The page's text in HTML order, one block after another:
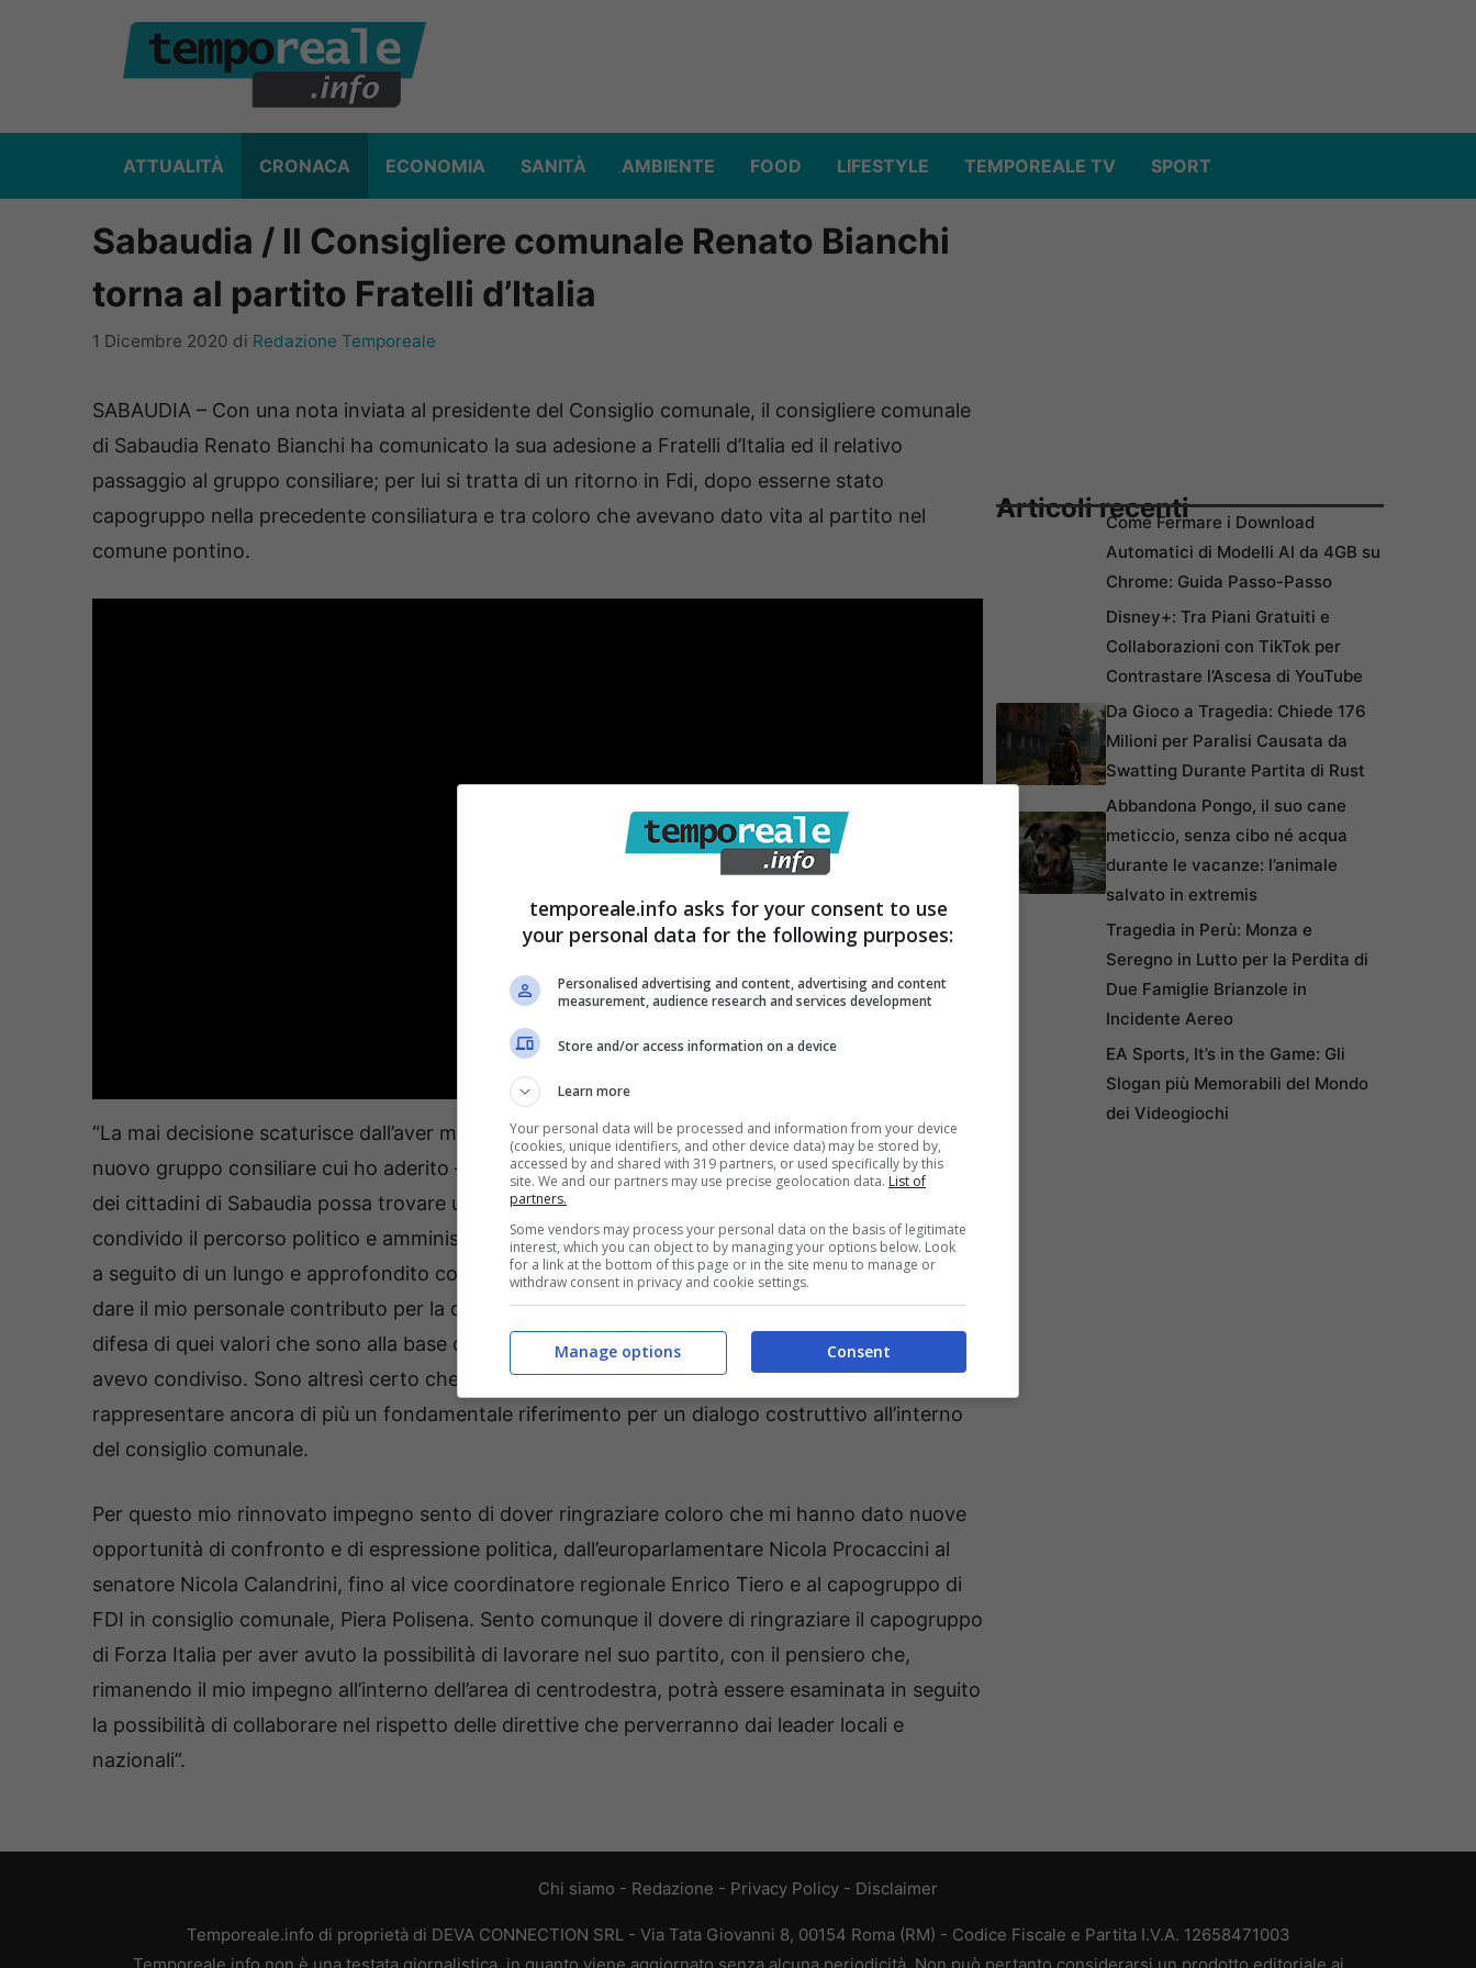
ATTUALITÀ CRONACA ECONOMIA SANITÀ AMBIENTE FOOD LIFESTYLE TEMPOREALE TV SPORT
Sabaudia / Il Consigliere comunale Renato Bianchi
torna al partito Fratelli d’Italia
1 Dicembre 2020 di Redazione Temporeale
SABAUDIA – Con una nota inviata al presidente del Consiglio comunale, il consigliere comunale
di Sabaudia Renato Bianchi ha comunicato la sua adesione a Fratelli d’Italia ed il relativo
passaggio al gruppo consiliare; per lui si tratta di un ritorno in Fdi, dopo esserne stato
capogruppo nella precedente consiliatura e tra coloro che avevano dato vita al partito nel
comune pontino.
“La mai decisione scaturisce dall’aver maturato un diverso orientamento politico più attinente al
nuovo gruppo consiliare cui ho aderito – afferma Bianchi – Ritengo che il mio impegno in favore
dei cittadini di Sabaudia possa trovare una adeguata espressione in Fratelli d’Italia, di cui
condivido il percorso politico e amministrativo intrapreso a livello locale e nazionale. Per questo,
a seguito di un lungo e approfondito confronto, ho preso questa decisione, convinto di poter
dare il mio personale contributo per la crescita del nostro territorio al servizio dei cittadini, nella
difesa di quei valori che sono alla base dell’impegno politico di FDI e che io stesso, fin dall’inizio,
avevo condiviso. Sono altresì certo che, con il mio ingresso, il gruppo di FDI possa
rappresentare ancora di più un fondamentale riferimento per un dialogo costruttivo all’interno
del consiglio comunale.
Per questo mio rinnovato impegno sento di dover ringraziare coloro che mi hanno dato nuove
opportunità di confronto e di espressione politica, dall’europarlamentare Nicola Procaccini al
senatore Nicola Calandrini, fino al vice coordinatore regionale Enrico Tiero e al capogruppo di
FDI in consiglio comunale, Piera Polisena. Sento comunque il dovere di ringraziare il capogruppo
di Forza Italia per aver avuto la possibilità di lavorare nel suo partito, con il pensiero che,
rimanendo il mio impegno all’interno dell’area di centrodestra, potrà essere esaminata in seguito
la possibilità di collaborare nel rispetto delle direttive che perverranno dai leader locali e
nazionali”.
Articoli recentiCome Fermare i Download
Automatici di Modelli AI da 4GB su
Chrome: Guida Passo-Passo
Disney+: Tra Piani Gratuiti e
Collaborazioni con TikTok per
Contrastare l’Ascesa di YouTube
Da Gioco a Tragedia: Chiede 176
Milioni per Paralisi Causata da
Swatting Durante Partita di Rust
Abbandona Pongo, il suo cane
meticcio, senza cibo né acqua
durante le vacanze: l’animale
salvato in extremis
Tragedia in Perù: Monza e
Seregno in Lutto per la Perdita di
Due Famiglie Brianzole in
Incidente Aereo
EA Sports, It’s in the Game: Gli
Slogan più Memorabili del Mondo
dei Videogiochi
Chi siamo - Redazione - Privacy Policy - Disclaimer
Temporeale.info di proprietà di DEVA CONNECTION SRL - Via Tata Giovanni 8, 00154 Roma (RM) - Codice Fiscale e Partita I.V.A. 12658471003
temporeale.info asks for your consent to use
your personal data for the following purposes:
Personalised advertising and content, advertising and content
measurement, audience research and services development
Store and/or access information on a device
Learn more
Your personal data will be processed and information from your device
(cookies, unique identifiers, and other device data) may be stored by,
accessed by and shared with 319 partners, or used specifically by this
site. We and our partners may use precise geolocation data. List of
partners.
Some vendors may process your personal data on the basis of legitimate
interest, which you can object to by managing your options below. Look
for a link at the bottom of this page or in the site menu to manage or
withdraw consent in privacy and cookie settings.
Consent
Manage options